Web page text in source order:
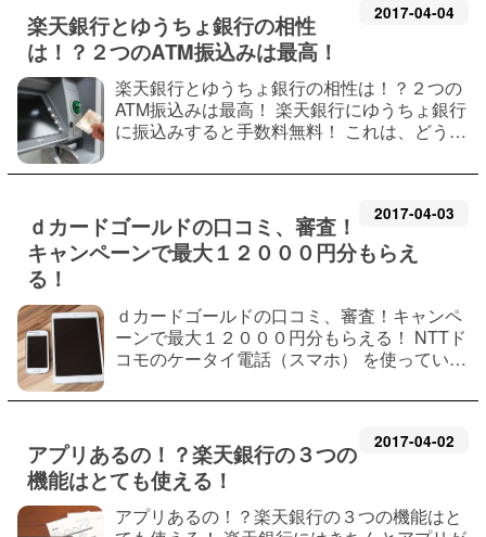
UF…
2017-04-04
楽天銀行とゆうちょ銀行の相性
は！？２つのATM振込みは最高！
楽天銀行とゆうちょ銀行の相性は！？２つの
ATM振込みは最高！ 楽天銀行にゆうちょ銀行
に振込みすると手数料無料！ これは、どうい
行の２つは相性関係が抜群で 無駄にお金を消
2017-04-03
ｄカードゴールドの口コミ、審査！
キャンペーンで最大１２０００円分もらえ
る！
ｄカードゴールドの口コミ、審査！キャンペ
ーンで最大１２０００円分もらえる！ NTTド
コモのケータイ電話（スマホ） を使っている
トの口コミや審査の方法は本当なのでしょう
2017-04-02
アプリあるの！？楽天銀行の３つの
機能はとても使える！
アプリあるの！？楽天銀行の３つの機能はと